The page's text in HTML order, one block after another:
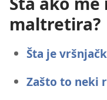
maltretira?
Šta je
Zašto to neki